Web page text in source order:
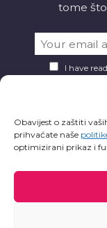
Obavijest o zaštiti
prihvaćate naše
optimizirani prikaz i
tome
I have
Želite li